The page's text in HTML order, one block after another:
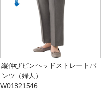
縦伸びピンヘッドストレートパ
ンツ（婦人）
W01821546